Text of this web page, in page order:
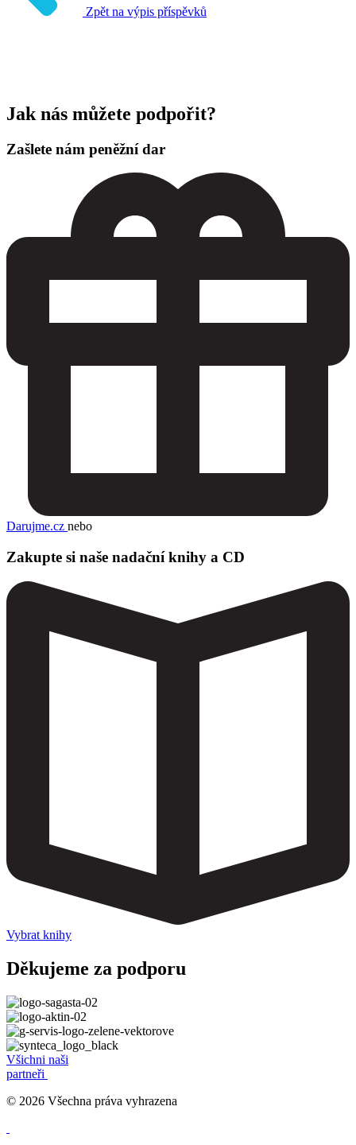
Zpět na výpis příspěvků
Jak nás můžete podpořit?
Zašlete nám peněžní dar
Darujme.cz nebo
Zakupte si naše nadační knihy a CD
Vybrat knihy
Děkujeme za podporu
Všichni naši
partneři
© 2026 Všechna práva vyhrazena